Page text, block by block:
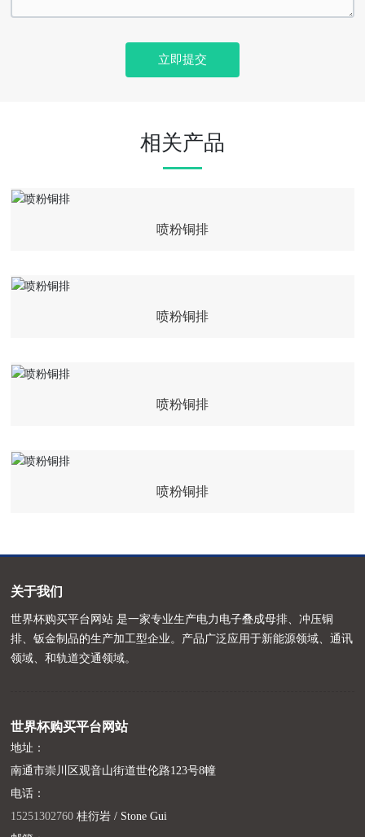
立即提交
相关产品
喷粉铜排
喷粉铜排
喷粉铜排
喷粉铜排
关于我们
世界杯购买平台网站 是一家专业生产电力电子叠成母排、冲压铜
排、钣金制品的生产加工型企业。产品广泛应用于新能源领域、通讯
领域、和轨道交通领域。
世界杯购买平台网站
地址：
南通市崇川区观音山街道世伦路123号8幢
电话：
15251302760 桂衍岩 / Stone Gui